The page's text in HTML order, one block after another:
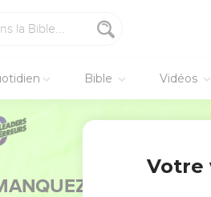
Bible Vidéos
PAS
Votre